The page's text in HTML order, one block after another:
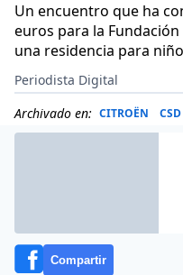
Un encuentro que ha
euros para la
una residencia para
Periodista Digital
Archivado en: CITROËN
Compartir